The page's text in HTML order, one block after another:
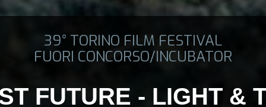
39° TORINO FILM FESTIVAL
FUORI CONCORSO/INCUBATOR
FUTURE - LIGHT &